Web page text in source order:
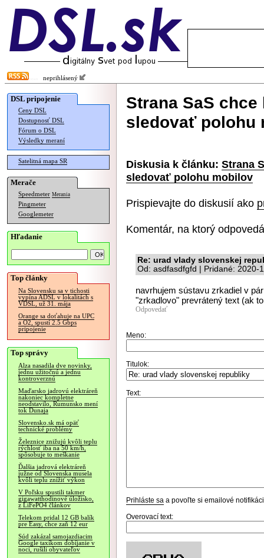
neprihlásený
DSL pripojenie
Ceny DSL
Dostupnosť DSL
Fórum o DSL
Výsledky meraní
Satelitná mapa SR
Merače
Speedmeter Merania
Pingmeter
Googlemeter
Hľadanie
Top články
Na Slovensku sa v tichosti
vypína ADSL v lokalitách s
VDSL, už 31. mája
Orange sa doťahuje na UPC
a O2, spustí 2.5 Gbps
pripojenie
Top správy
Alza nasadila dve novinky,
jednu užitočnú a jednu
kontroverznú
Maďarsko jadrovú elektráreň
nakoniec kompletne
neodstavilo, Rumunsko mení
tok Dunaja
Slovensko.sk má opäť
technické problémy
Železnice znižujú kvôli teplu
rýchlosť iba na 50 km/h,
spôsobuje to meškanie
Ďalšia jadrová elektráreň
južne od Slovenska musela
kvôli teplu znížiť výkon
V Poľsku spustili takmer
gigawatthodinové úložisko,
z LiFePO4 článkov
Telekom pridal 12 GB balík
pre Easy, chce zaň 12 eur
Súd zakázal samojazdiacim
Google taxíkom dobíjanie v
noci, rušili obyvateľov
Strana SaS
sledovať polohu
Diskusia k článku: Strana
sledovať polohu mobilov
Prispievajte do diskusií ako
Komentár, na ktorý
Re: urad vlady slovenskej
Od: asdfasdfgfd | Pridané: 2020-
navrhujem sústavu zrkadiel v
"zrkadlovo" prevrátený text (ak
Odpovedať
Meno:
Titulok:
Text:
Prihláste sa a povoľte si emailové
Overovací text: